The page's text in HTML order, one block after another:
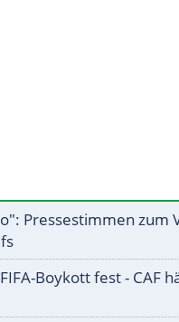
Pressestimmen zum
Boykott fest - CAF